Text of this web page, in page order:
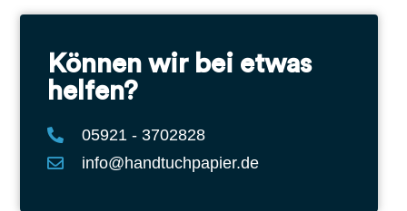
Können wir bei etwas
helfen?
05921 - 3702828
info@handtuchpapier.de